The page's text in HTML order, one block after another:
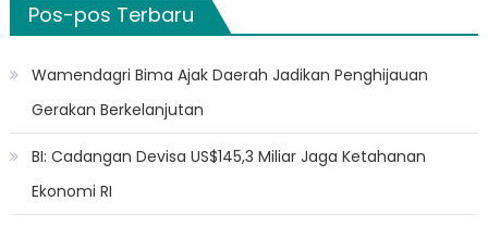
Pos-pos Terbaru
Wamendagri Bima Ajak Daerah Jadikan Penghijauan
Gerakan Berkelanjutan
BI: Cadangan Devisa US$145,3 Miliar Jaga Ketahanan
Ekonomi RI